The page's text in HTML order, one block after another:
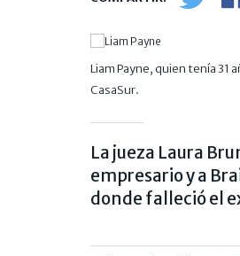
Liam Payne, quien tenía 31
CasaSur.
La jueza Laura
empresario y a
donde falleció el